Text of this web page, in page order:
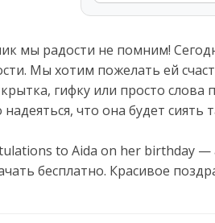
мы радости не помним!
Мы хотим пожелать ей
гифку или просто
что она будет сиять
to Aida on her birthday
бесплатно. Красивое